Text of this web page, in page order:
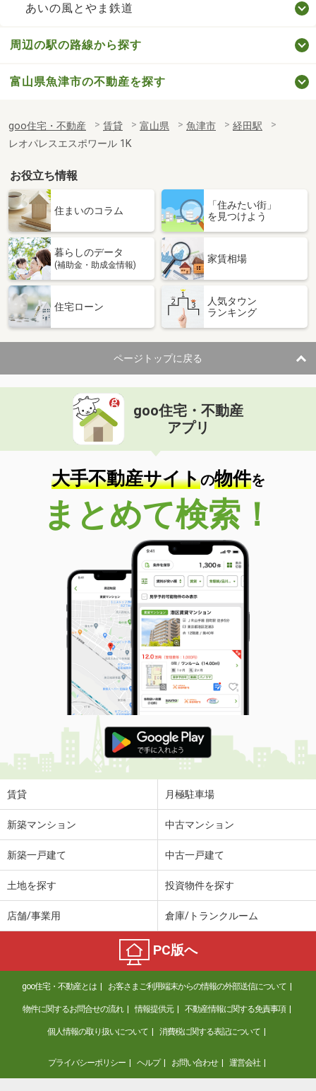
あいの風とやま鉄道
周辺の駅の路線から探す
富山県魚津市の不動産を探す
goo住宅・不動産 賃貸 富山県 魚津市
経田駅
レオパレスエスポワール 1K
お役立ち情報
住まいのコラム
「住みたい街」
を見つけよう
暮らしのデータ
(補助金・助成金情報)
家賃相場
住宅ローン
人気タウン
ランキング
ページトップに戻る
goo住宅・不動産
アプリ
大手不動産サイトの物件を
まとめて検索！
賃貸 月極駐車場
新築マンション 中古マンション
新築一戸建て 中古一戸建て
土地を探す 投資物件を探す
店舗/事業用 倉庫/トランクルーム
PC版へ
goo住宅・不動産とは お客さまご利用端末からの情報の外部送信について
物件に関するお問合せの流れ 情報提供元 不動産情報に関する免責事項
個人情報の取り扱いについて 消費税に関する表記について
プライバシーポリシー ヘルプ お問い合わせ 運営会社